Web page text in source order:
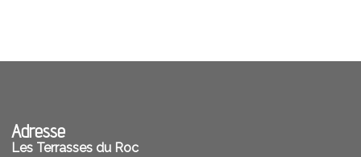
Adresse
Les Terrasses du Roc